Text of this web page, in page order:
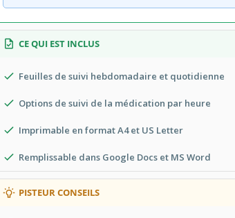
CE QUI EST INCLUS
Feuilles de suivi hebdomadaire et quotidienne
Options de suivi de la médication par heure
Imprimable en format A4 et US Letter
Remplissable dans Google Docs et MS Word
PISTEUR CONSEILS